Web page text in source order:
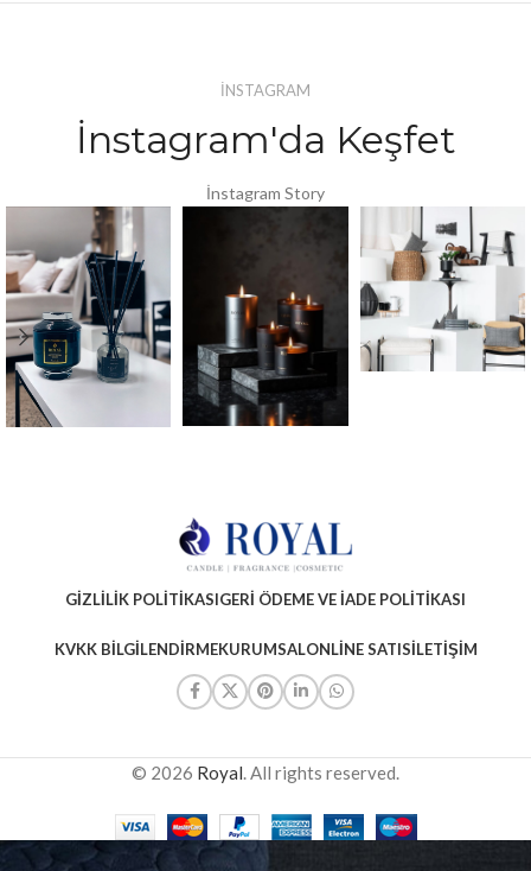
İNSTAGRAM
İnstagram'da Keşfet
İnstagram Story
GIZLILIK POLITIKASIGERI ÖDEME VE İADE POLITIKASI
KVKK BILGILENDIRMEKURUMSALONLINE SATISİLETIŞIM
© 2026 Royal. All rights reserved.